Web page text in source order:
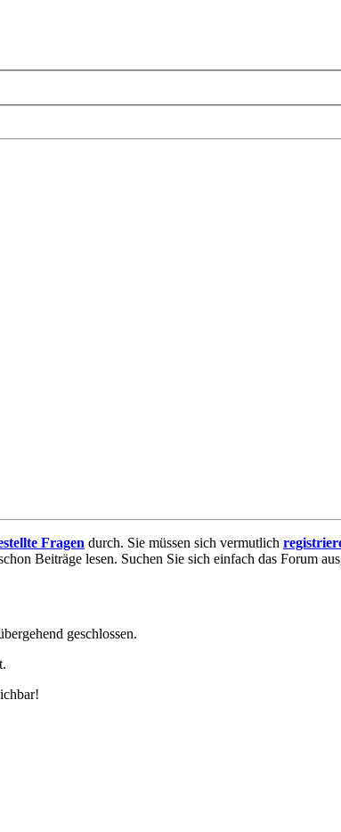
Fragen durch. Sie müssen sich vermutlich
Beiträge lesen. Suchen Sie sich einfach das Forum
geschlossen.